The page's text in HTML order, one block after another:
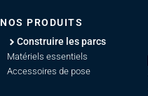
NOS PRODUITS
Construire les parcs
Matériels essentiels
Accessoires de pose